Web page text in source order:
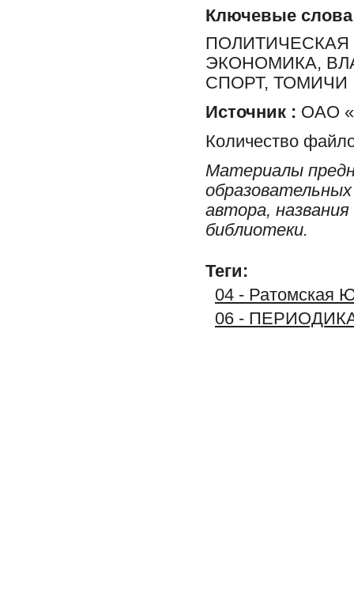
Ключевые слова
ЭКОНОМИКА,
СПОРТ, ТОМИЧИ
Источник : ОАО
Количество
Материалы
автора,
библиотеки.
Теги:
04 - Ратомская
06 -